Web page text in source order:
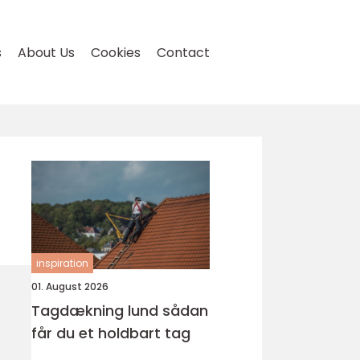
About Us Cookies Contact
inspiration
01. August 2026
Tagdækning lund sådan
får du et holdbart tag